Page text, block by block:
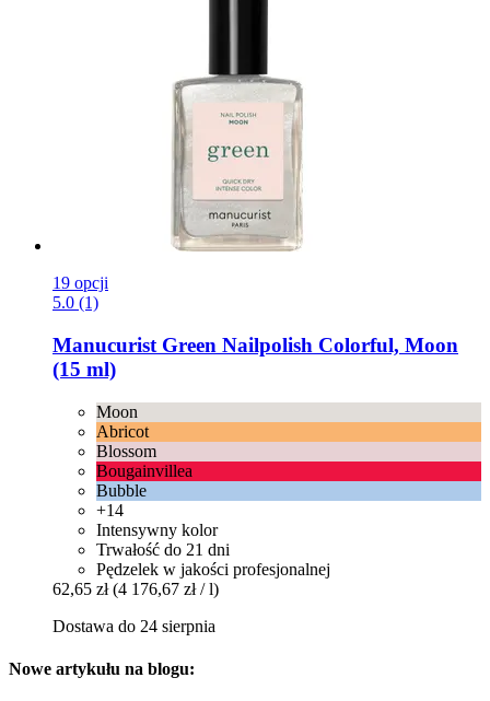
19 opcji
5.0 (1)
Manucurist Green Nailpolish Colorful, Moon
(15 ml)
Moon
Abricot
Blossom
Bougainvillea
Bubble
+14
Intensywny kolor
Trwałość do 21 dni
Pędzelek w jakości profesjonalnej
62,65 zł (4 176,67 zł / l)
Dostawa do 24 sierpnia
Nowe artykułu na blogu: